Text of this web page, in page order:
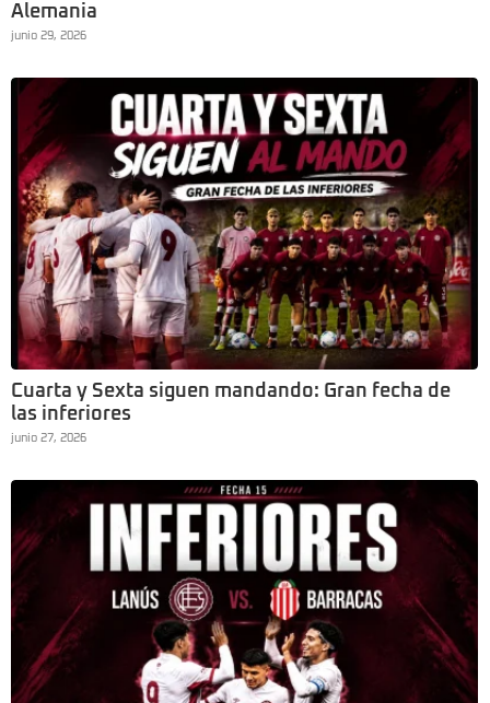
Alemania
junio 29, 2026
Cuarta y Sexta siguen mandando: Gran fecha de
las inferiores
junio 27, 2026